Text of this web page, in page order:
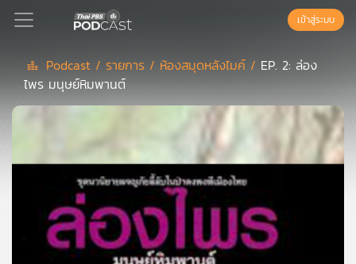
Podcast
ย์
เข้าสู่ระบบ
Podcast / รายการ / ห้องสมุดหลังไมค์ / EP. 2: ล่อง
ไพร มนุษย์หิมพานต์